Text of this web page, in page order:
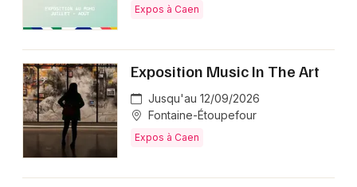
Expos à Caen
Exposition Music In The Art
Jusqu'au 12/09/2026
Fontaine-Étoupefour
Expos à Caen